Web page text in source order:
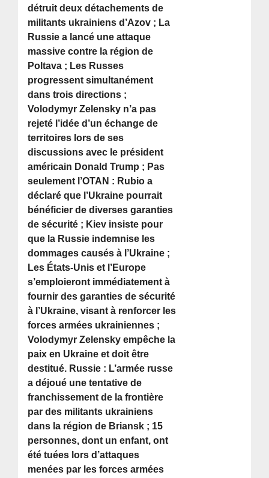
détruit deux détachements de
militants ukrainiens d’Azov ; La
Russie a lancé une attaque
massive contre la région de
Poltava ; Les Russes
progressent simultanément
dans trois directions ;
Volodymyr Zelensky n’a pas
rejeté l’idée d’un échange de
territoires lors de ses
discussions avec le président
américain Donald Trump ; Pas
seulement l’OTAN : Rubio a
déclaré que l’Ukraine pourrait
bénéficier de diverses garanties
de sécurité ; Kiev insiste pour
que la Russie indemnise les
dommages causés à l’Ukraine ;
Les États-Unis et l’Europe
s’emploieront immédiatement à
fournir des garanties de sécurité
à l’Ukraine, visant à renforcer les
forces armées ukrainiennes ;
Volodymyr Zelensky empêche la
paix en Ukraine et doit être
destitué. Russie : L’armée russe
a déjoué une tentative de
franchissement de la frontière
par des militants ukrainiens
dans la région de Briansk ; 15
personnes, dont un enfant, ont
été tuées lors d’attaques
menées par les forces armées